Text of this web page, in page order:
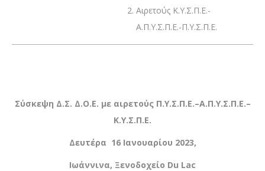
Αιρετούς Κ.Υ.Σ.Π.Ε.-
Α.Π.Υ.Σ.Π.Ε.-Π.Υ.Σ.Π.Ε.
Σύσκεψη Δ.Σ. Δ.Ο.Ε. με αιρετούς Π.Υ.Σ.Π.Ε.–Α.Π.Υ.Σ.Π.Ε.–
Κ.Υ.Σ.Π.Ε.
Δευτέρα 16 Ιανουαρίου 2023,
Ιωάννινα, Ξενοδοχείο Du Lac